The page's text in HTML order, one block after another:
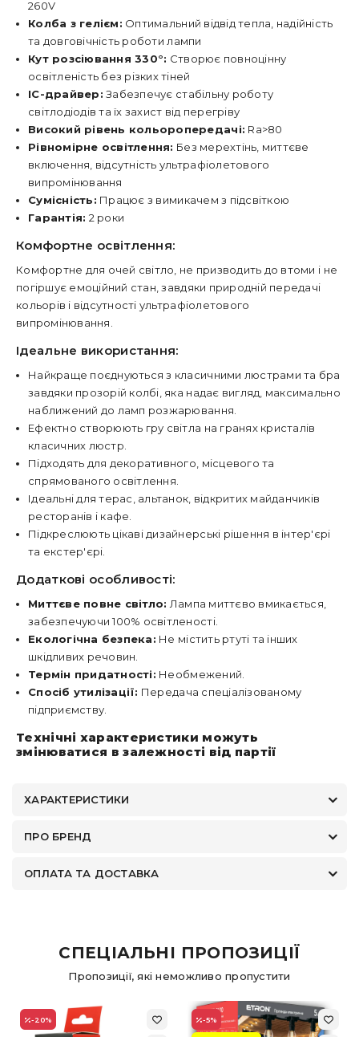
260V
Колба з гелієм: Оптимальний відвід тепла, надійність
та довговічність роботи лампи
Кут розсіювання 330°: Створює повноцінну
освітленість без різких тіней
ІС-драйвер: Забезпечує стабільну роботу
світлодіодів та їх захист від перегріву
Високий рівень кольоропередачі: Ra>80
Рівномірне освітлення: Без мерехтінь, миттєве
включення, відсутність ультрафіолетового
випромінювання
Сумісність: Працює з вимикачем з підсвіткою
Гарантія: 2 роки
Комфортне освітлення:
Комфортне для очей світло, не призводить до втоми і не
погіршує емоційний стан, завдяки природній передачі
кольорів і відсутності ультрафіолетового
випромінювання.
Ідеальне використання:
Найкраще поєднуються з класичними люстрами та бра
завдяки прозорій колбі, яка надає вигляд, максимально
наближений до ламп розжарювання.
Ефектно створюють гру світла на гранях кристалів
класичних люстр.
Підходять для декоративного, місцевого та
спрямованого освітлення.
Ідеальні для терас, альтанок, відкритих майданчиків
ресторанів і кафе.
Підкреслюють цікаві дизайнерські рішення в інтер'єрі
та екстер'єрі.
Додаткові особливості:
Миттєве повне світло: Лампа миттєво вмикається,
забезпечуючи 100% освітленості.
Екологічна безпека: Не містить ртуті та інших
шкідливих речовин.
Термін придатності: Необмежений.
Спосіб утилізації: Передача спеціалізованому
підприємству.
Технічні характеристики можуть
змінюватися в залежності від партії
ХАРАКТЕРИСТИКИ
ПРО БРЕНД
ОПЛАТА ТА ДОСТАВКА
СПЕЦІАЛЬНІ ПРОПОЗИЦІЇ
Пропозиції, які неможливо пропустити
-20% -5%